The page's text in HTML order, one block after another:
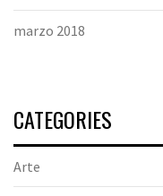
marzo 2018
CATEGORIES
Arte